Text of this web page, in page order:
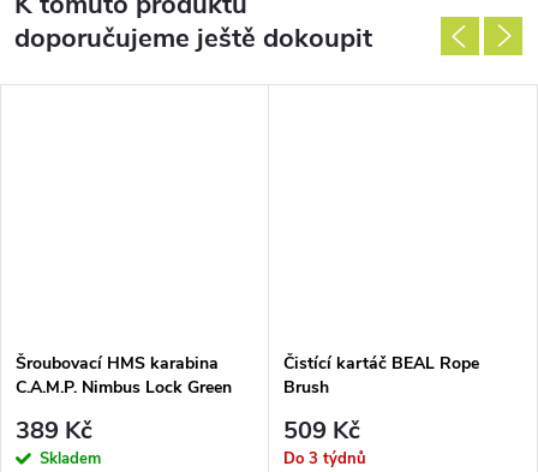
doporučujeme ještě dokoupit
Šroubovací HMS karabina
C.A.M.P. Nimbus Lock Green
389 Kč
Skladem
Čistící kartáč BEAL Rope
Brush
509 Kč
Do 3 týdnů